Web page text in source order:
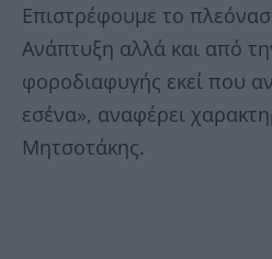
Επιστρέφουμε το
Ανάπτυξη αλλά και από
φοροδιαφυγής εκεί που
εσένα», αναφέρει
Μητσοτάκης.